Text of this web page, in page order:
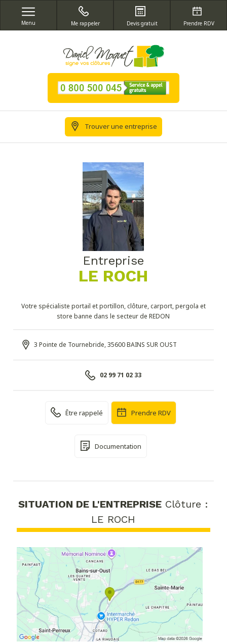
Menu Me rappeler Devis gratuit Prendre RDV
Trouver une entreprise
Entreprise
LE ROCH
Votre spécialiste portail et portillon, clôture, carport, pergola et
store banne dans le secteur de REDON
3 Pointe de Tournebride, 35600 BAINS SUR OUST
02 99 71 02 33
Être rappelé Prendre RDV
Documentation
SITUATION DE L'ENTREPRISE Clôture :
LE ROCH